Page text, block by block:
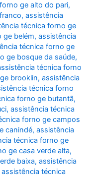
ge alto do pari,
,assistência
técnica forno ge
ge belém,assistência
técnica forno ge
ge bosque da saúde,
técnica forno
brooklin,assistência
técnica forno
forno ge butantã,
,assistência técnica
forno ge campos
canindé,assistência
técnica forno ge
ge casa verde alta,
baixa,assistência
assistência técnica